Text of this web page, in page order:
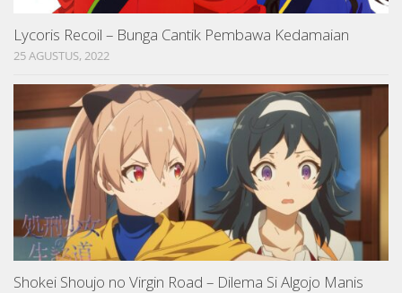
Lycoris Recoil – Bunga Cantik Pembawa Kedamaian
25 AGUSTUS, 2022
Shokei Shoujo no Virgin Road – Dilema Si Algojo Manis